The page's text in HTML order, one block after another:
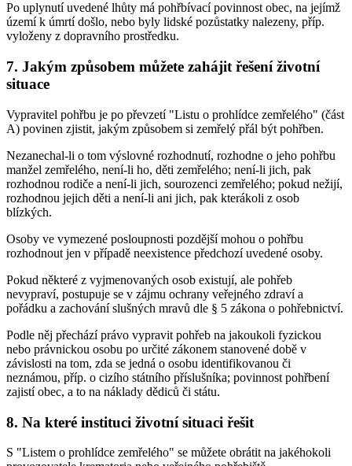
Po uplynutí uvedené lhůty má pohřbívací povinnost obec, na jejímž
území k úmrtí došlo, nebo byly lidské pozůstatky nalezeny, příp.
vyloženy z dopravního prostředku.
7. Jakým způsobem můžete zahájit řešení životní
situace
Vypravitel pohřbu je po převzetí "Listu o prohlídce zemřelého" (část
A) povinen zjistit, jakým způsobem si zemřelý přál být pohřben.
Nezanechal-li o tom výslovné rozhodnutí, rozhodne o jeho pohřbu
manžel zemřelého, není-li ho, děti zemřelého; není-li jich, pak
rozhodnou rodiče a není-li jich, sourozenci zemřelého; pokud nežijí,
rozhodnou jejich děti a není-li ani jich, pak kterákoli z osob
blízkých.
Osoby ve vymezené posloupnosti pozdější mohou o pohřbu
rozhodnout jen v případě neexistence předchozí uvedené osoby.
Pokud některé z vyjmenovaných osob existují, ale pohřeb
nevypraví, postupuje se v zájmu ochrany veřejného zdraví a
pořádku a zachování slušných mravů dle § 5 zákona o pohřebnictví.
Podle něj přechází právo vypravit pohřeb na jakoukoli fyzickou
nebo právnickou osobu po určité zákonem stanovené době v
závislosti na tom, zda se jedná o osobu identifikovanou či
neznámou, příp. o cizího státního příslušníka; povinnost pohřbení
zajistí obec, a to na náklady dědiců či státu.
8. Na které instituci životní situaci řešit
S "Listem o prohlídce zemřelého" se můžete obrátit na jakéhokoli